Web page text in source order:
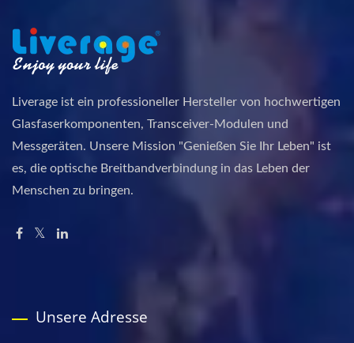
Liverage ist ein professioneller Hersteller von hochwertigen
Glasfaserkomponenten, Transceiver-Modulen und
Messgeräten. Unsere Mission "Genießen Sie Ihr Leben" ist
es, die optische Breitbandverbindung in das Leben der
Menschen zu bringen.
Unsere Adresse